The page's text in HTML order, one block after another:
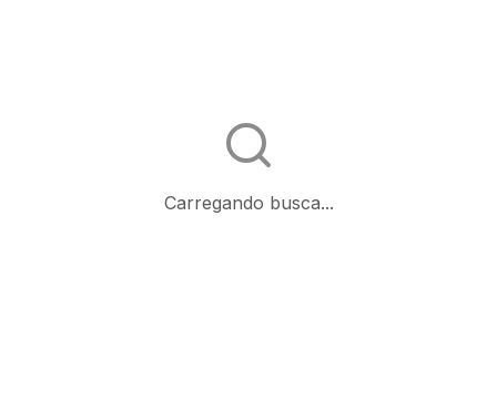
Carregando busca...